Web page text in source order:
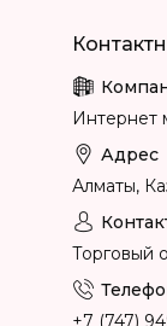
Интернет
Алматы,
Торговый
+7 (747)